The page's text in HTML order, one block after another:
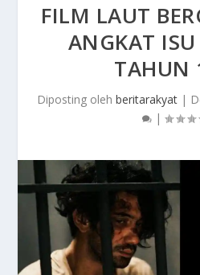
FILM LAUT
ANGKAT
TAHUN
Diposting oleh beritarakyat|
|